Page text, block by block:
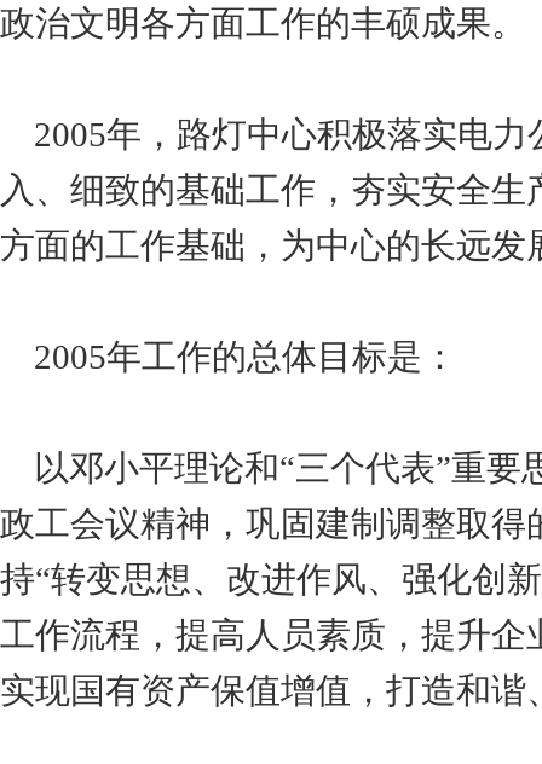
政治文明各方面工作的丰硕成果。
2005年，路灯中心积极落实电力
入、细致的基础工作，夯实安全
方面的工作基础，为中心的长远发
2005年工作的总体目标是：
以邓小平理论和“三个代表”重要
政工会议精神，巩固建制调整取
持“转变思想、改进作风、强化创
工作流程，提高人员素质，提升
实现国有资产保值增值，打造和